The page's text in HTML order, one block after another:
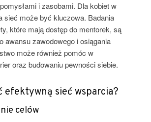
i zasobami. Dla kobiet w
sieć może być kluczowa. Badania
które mają dostęp do mentorek, są
awansu zawodowego i osiągania
może również pomóc w
oraz budowaniu pewności siebie.
efektywną sieć wsparcia?
celów